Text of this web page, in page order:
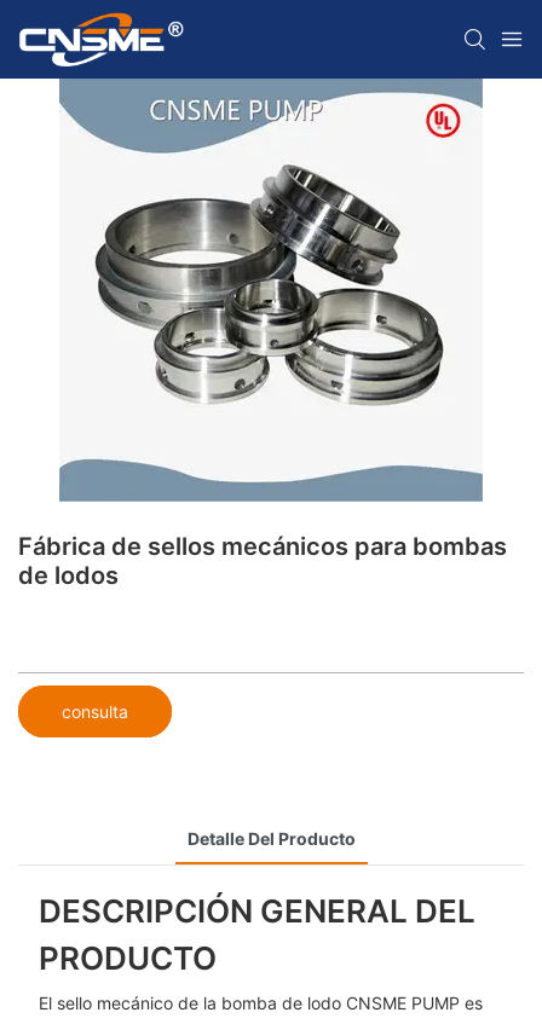
Fábrica de sellos mecánicos para bombas
de lodos
consulta
Detalle Del Producto
DESCRIPCIÓN GENERAL DEL
PRODUCTO
El sello mecánico de la bomba de lodo CNSME PUMP es